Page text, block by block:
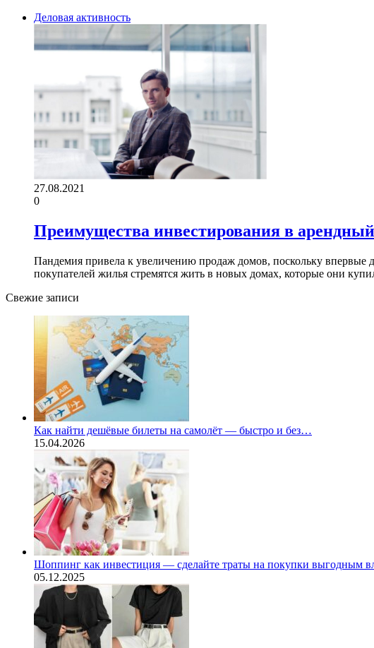
Деловая активность
27.08.2021
0
Преимущества инвестирования в арендный
Пандемия привела к увеличению продаж домов, поскольку
покупателей жилья стремятся жить в новых домах, которые они
Свежие записи
Как найти дешёвые билеты на самолёт — быстро и без…
15.04.2026
Шоппинг как инвестиция — сделайте траты на покупки выгодным
05.12.2025